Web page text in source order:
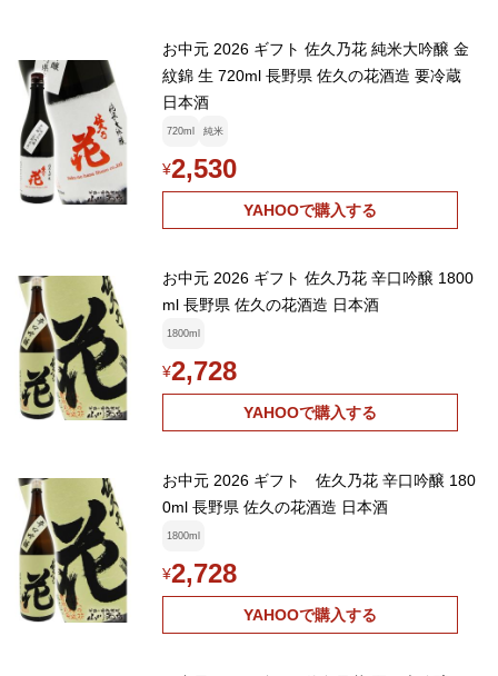
お中元 2026 ギフト 佐久乃花 純米大吟醸 金
紋錦 生 720ml 長野県 佐久の花酒造 要冷蔵
日本酒
720ml 純米
¥2,530
YAHOOで購入する
お中元 2026 ギフト 佐久乃花 辛口吟醸 1800
ml 長野県 佐久の花酒造 日本酒
1800ml
¥2,728
YAHOOで購入する
お中元 2026 ギフト 佐久乃花 辛口吟醸 180
0ml 長野県 佐久の花酒造 日本酒
1800ml
¥2,728
YAHOOで購入する